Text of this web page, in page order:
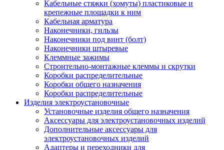
Кабельные стяжки (хомуты) пластиковые и
крепежные площадки к ним
Кабельная арматура
Наконечники, гильзы
Наконечники под винт (болт)
Наконечники штыревые
Клеммные зажимы
Строительно-монтажные клеммы и скрутки
Коробки распределительные
Коробки общего назначения
Коробки распределительные
Изделия электроустановочные
Установочные изделия общего назначения
Аксессуары для электроустановочных изделий
Дополнительные аксессуары для
электроустановочных изделий
Адаптеры и переходники для